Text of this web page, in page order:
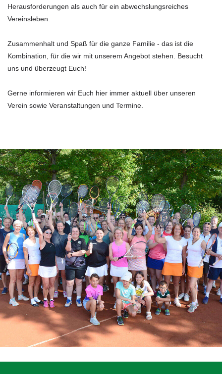
Herausforderungen als auch für ein abwechslungsreiches
Vereinsleben.
Zusammenhalt und Spaß für die ganze Familie - das ist die
Kombination, für die wir mit unserem Angebot stehen. Besucht
uns und überzeugt Euch!
Gerne informieren wir Euch hier immer aktuell über unseren
Verein sowie Veranstaltungen und Termine.